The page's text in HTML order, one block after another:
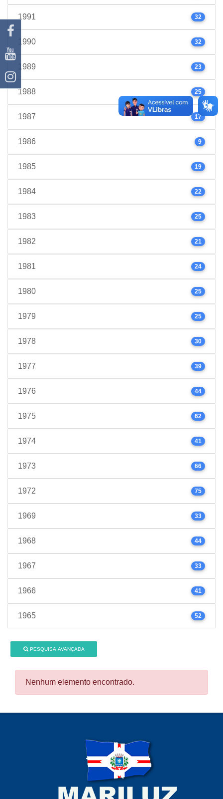
1991 32
1990 32
1989 23
1988 25
1987 17
1986 9
1985 19
1984 22
1983 25
1982 21
1981 24
1980 25
1979 25
1978 30
1977 39
1976 44
1975 62
1974 41
1973 66
1972 75
1969 33
1968 44
1967 33
1966 41
1965 52
PESQUISA AVANÇADA
Nenhum elemento encontrado.